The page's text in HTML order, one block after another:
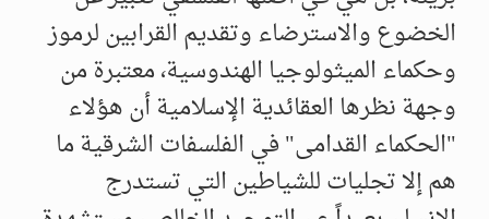
الخضوع والاسترضاء وتقديم القرابين لرموز
وحكماء الميثولوجيا الهندوسية، معتبرة من
وجهة نظرها العقائدية الإسلامية أن هؤلاء
"الحكماء القدامى" في الفلسفات الشرقية ما
هم إلا تجليات للشياطين التي تستدرج